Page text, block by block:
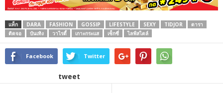
แท็ก DARA FASHION GOSSIP LIFESTYLE SEXY TIDJOR
ดารา
ติดจอ
บันเทิง วาไรตี้ เกาะกระแส เซ็กซี่ ไลฟ์สไตล์
Facebook Twitter
tweet